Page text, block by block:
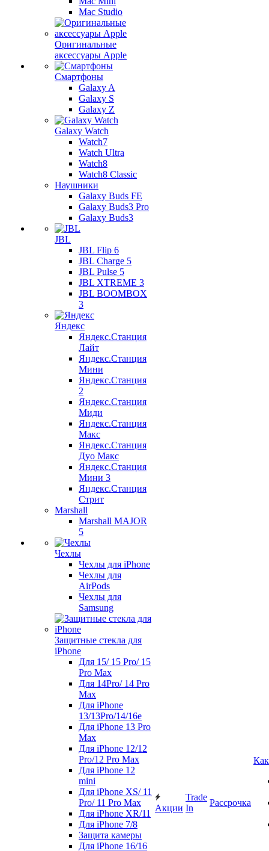
Mac Studio
Оригинальные
аксессуары Apple
Смартфоны
Galaxy A
Galaxy S
Galaxy Z
Galaxy Watch
Watch7
Watch Ultra
Watch8
Watch8 Classic
Наушники
Galaxy Buds FE
Galaxy Buds3 Pro
Galaxy Buds3
JBL
JBL Flip 6
JBL Charge 5
JBL Pulse 5
JBL XTREME 3
JBL BOOMBOX
3
Яндекс
Яндекс.Станция
Лайт
Яндекс.Станция
Мини
Яндекс.Станция
2
Яндекс.Станция
Миди
Яндекс.Станция
Макс
Яндекс.Станция
Дуо Макс
Яндекс.Станция
Мини 3
Яндекс.Станция
Стрит
Marshall
Marshall MAJOR
5
Чехлы
Чехлы для iPhone
Чехлы для
AirPods
Чехлы для
Samsung
Защитные стекла для
iPhone
Для 15/ 15 Pro/ 15
Pro Max
Для 14Pro/ 14 Pro
Max
Для iPhone
13/13Pro/14/16e
Для iPhone 13 Pro
Max
Для iPhone 12/12
Pro/12 Pro Max
Для iPhone 12
mini
Для iPhone XS/ 11
Pro/ 11 Pro Max
Для iPhone XR/11
Для iPhone 7/8
Защита камеры
Для iPhone 16/16
Акции
Trade
In
Рассрочка